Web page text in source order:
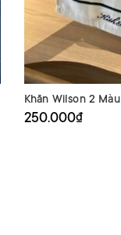
Khăn Wilson 2 Màu
250.000₫